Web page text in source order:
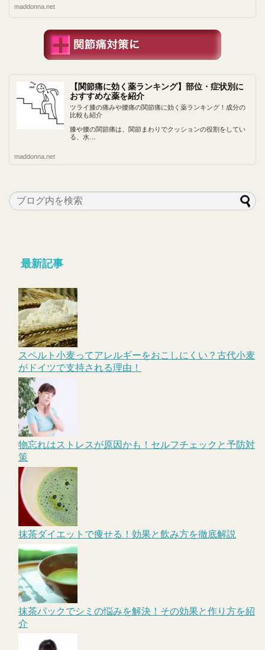
maddonna.net
【関節痛に効く薬ランキング】部位・症状別に
おすすめな薬を紹介
ツライ膝の痛みや腰痛の関節痛に効く薬ランキング！成分の
比較も紹介
膝や腰の関節痛は、関節まわりでクッションの役割をしてい
る、水…
maddonna.net
最新記事
スペルト小麦ってアレルギーをおこしにくい？古代小麦
がドイツで支持される理由！
物忘れはストレスが原因かも！セルフチェックと予防対
策
抹茶ダイエットで痩せる！効果と飲み方を徹底解説
抹茶パックでシミの悩みを解決！その効果と作り方を紹
介